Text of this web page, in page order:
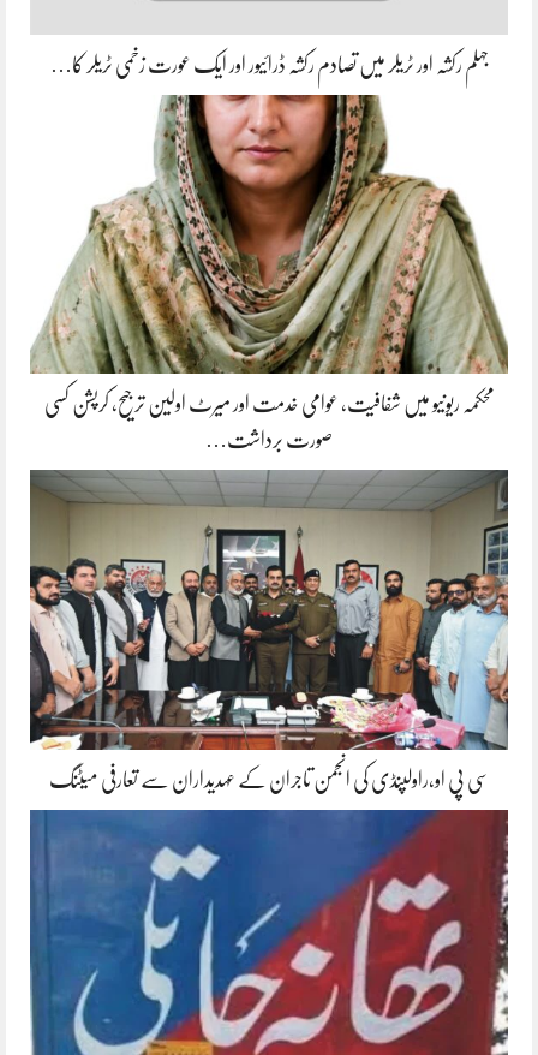
جہلم رکشہ اور ٹریلر میں تصادم رکشہ ڈرائیور اور ایک عورت زخمی ٹریلر کا…
محکمہ ریونیو میں شفافیت، عوامی خدمت اور میرٹ اولین ترجیح، کرپشن کسی
صورت برداشت…
سی پی او،راولپنڈی کی انجمن تاجران کے عہدیداران سے تعارفی میٹنگ